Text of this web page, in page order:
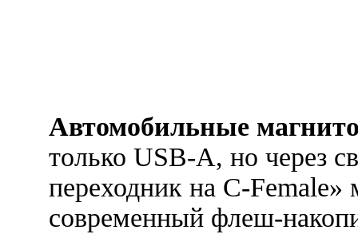
Автомобильные
только USB-A, но через
переходник на C-
современный флеш-